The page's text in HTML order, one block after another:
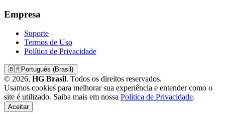
Empresa
Suporte
Termos de Uso
Política de Privacidade
🇧🇷Português (Brasil)
© 2026, HG Brasil. Todos os direitos reservados.
Usamos cookies para melhorar sua experiência e entender como o
site é utilizado. Saiba mais em nossa Política de Privacidade.
Aceitar